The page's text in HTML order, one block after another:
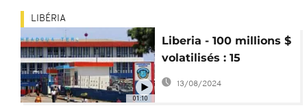
01:10
LIBÉRIA
Liberia - 100 millions $
volatilisés : 15
personnalités
13/08/2024